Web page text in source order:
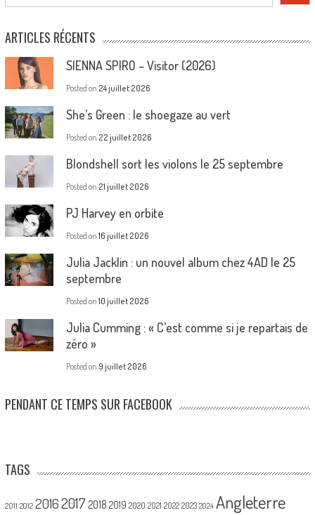
ARTICLES RÉCENTS
SIENNA SPIRO – Visitor (2026)
Posted on 24 juillet 2026
She’s Green : le shoegaze au vert
Posted on 22 juillet 2026
Blondshell sort les violons le 25 septembre
Posted on 21 juillet 2026
PJ Harvey en orbite
Posted on 16 juillet 2026
Julia Jacklin : un nouvel album chez 4AD le 25
septembre
Posted on 10 juillet 2026
Julia Cumming : « C’est comme si je repartais de
zéro »
Posted on 9 juillet 2026
PENDANT CE TEMPS SUR FACEBOOK
TAGS
2011 2012 20162017 2018 2019 2020 2021 2022 2023 2024 Angleterre